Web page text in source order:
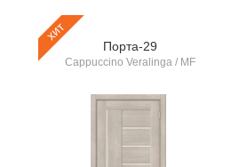
хит
Порта-29
Cappuccino Veralinga / MF